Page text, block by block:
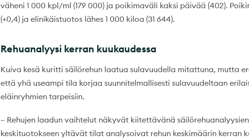
väheni 1 000 kpl/ml (179 000) ja poikimaväli kaksi päivää (402).
(+0,4) ja elinikäistuotos lähes 1 000 kiloa (31 644).
Rehuanalyysi kerran kuukaudessa
Kuiva kesä kuritti säilörehun laatua sulavuudella mitattuna, mutta
että yhä useampi tila korjaa suunnitelmallisesti sulavuudeltaan
eläinryhmien tarpeisiin.
– Rehujen laadun vaihtelut näkyvät kiitettävänä
keskituotokseen yltävät tilat analysoivat rehun keskimäärin kerran